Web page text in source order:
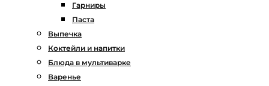
Гарниры
Паста
Выпечка
Коктейли и напитки
Блюда в мультиварке
Варенье